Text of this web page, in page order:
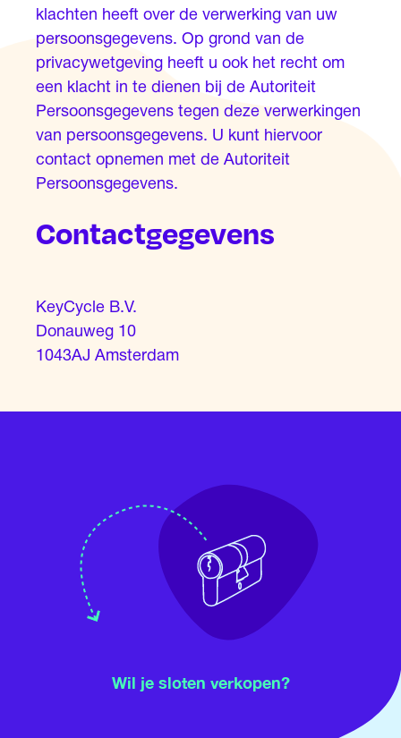
klachten heeft over de verwerking van uw
persoonsgegevens. Op grond van de
privacywetgeving heeft u ook het recht om
een klacht in te dienen bij de Autoriteit
Persoonsgegevens tegen deze verwerkingen
van persoonsgegevens. U kunt hiervoor
contact opnemen met de Autoriteit
Persoonsgegevens.
Contactgegevens
KeyCycle B.V.
Donauweg 10
1043AJ Amsterdam
Wil je sloten verkopen?